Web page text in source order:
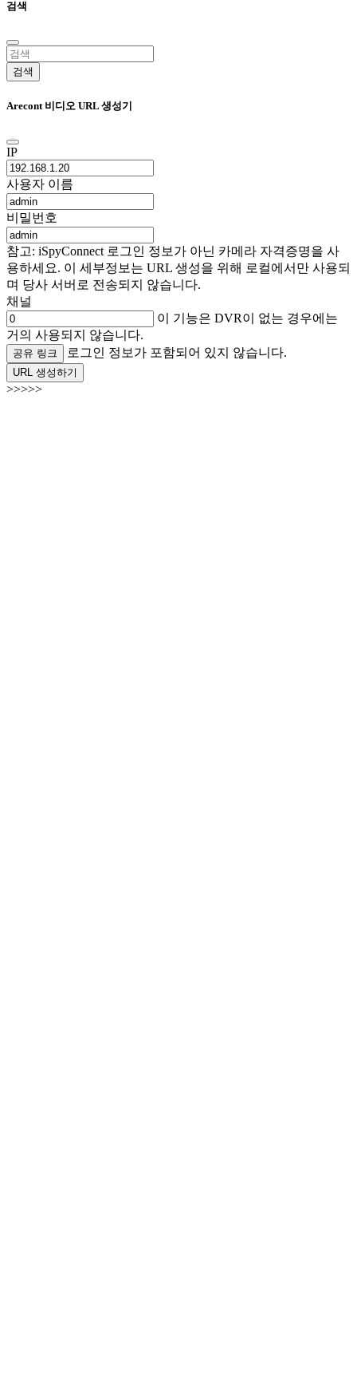
검색
검색
Arecont 비디오 URL 생성기
IP
사용자 이름
비밀번호
참고: iSpyConnect 로그인 정보가 아닌 카메라 자격증명을 사
용하세요. 이 세부정보는 URL 생성을 위해 로컬에서만 사용되
며 당사 서버로 전송되지 않습니다.
채널
이 기능은 DVR이 없는 경우에는
거의 사용되지 않습니다.
공유 링크 로그인 정보가 포함되어 있지 않습니다.
URL 생성하기
>>>>>